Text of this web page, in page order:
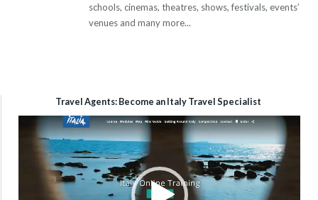
schools, cinemas, theatres, shows, festivals, events’
venues and many more...
Travel Agents: Become an Italy Travel Specialist
Tocador